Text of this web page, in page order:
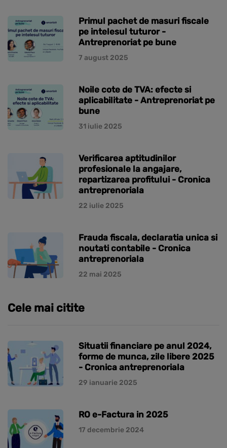
Primul pachet de masuri fiscale
pe intelesul tuturor -
Antreprenoriat pe bune
7 august 2025
Noile cote de TVA: efecte si
aplicabilitate - Antreprenoriat pe
bune
31 iulie 2025
Verificarea aptitudinilor
profesionale la angajare,
repartizarea profitului - Cronica
antreprenoriala
22 iulie 2025
Frauda fiscala, declaratia unica si
noutati contabile - Cronica
antreprenoriala
22 mai 2025
Cele mai citite
Situatii financiare pe anul 2024,
forme de munca, zile libere 2025
- Cronica antreprenoriala
29 ianuarie 2025
RO e-Factura in 2025
17 decembrie 2024